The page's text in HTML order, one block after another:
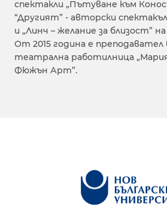
спектакли „Пътуване към
“Другият” - авторски
и „Линч – желание за близост”
От 2015 година е преподавател
театрална работилница
Фюжън Арт”.